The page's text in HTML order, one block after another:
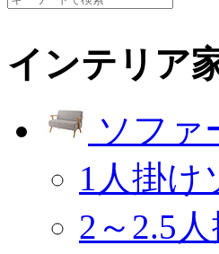
インテリア
ソファ
1人掛け
2～2.5